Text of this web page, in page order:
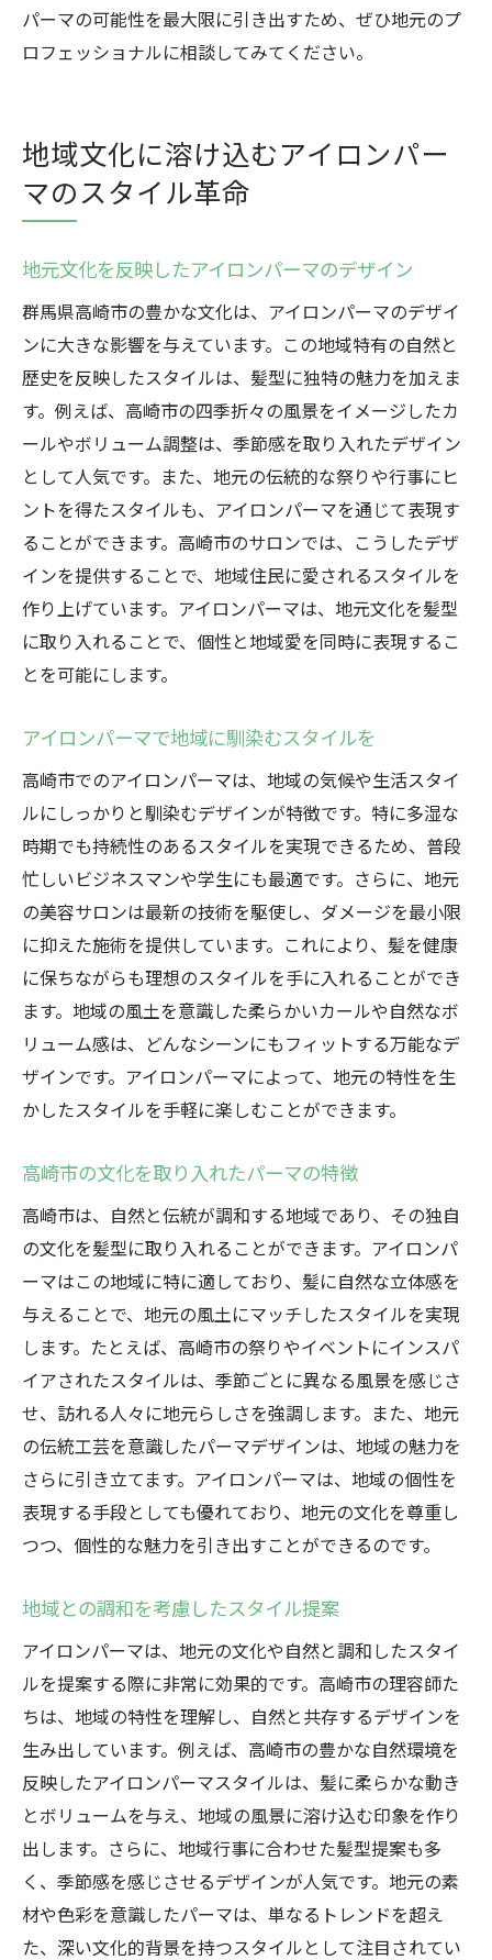
パーマの可能性を最大限に引き出すため、ぜひ地元のプ
ロフェッショナルに相談してみてください。
地域文化に溶け込むアイロンパー
マのスタイル革命
地元文化を反映したアイロンパーマのデザイン
群馬県高崎市の豊かな文化は、アイロンパーマのデザイ
ンに大きな影響を与えています。この地域特有の自然と
歴史を反映したスタイルは、髪型に独特の魅力を加えま
す。例えば、高崎市の四季折々の風景をイメージしたカ
ールやボリューム調整は、季節感を取り入れたデザイン
として人気です。また、地元の伝統的な祭りや行事にヒ
ントを得たスタイルも、アイロンパーマを通じて表現す
ることができます。高崎市のサロンでは、こうしたデザ
インを提供することで、地域住民に愛されるスタイルを
作り上げています。アイロンパーマは、地元文化を髪型
に取り入れることで、個性と地域愛を同時に表現するこ
とを可能にします。
アイロンパーマで地域に馴染むスタイルを
高崎市でのアイロンパーマは、地域の気候や生活スタイ
ルにしっかりと馴染むデザインが特徴です。特に多湿な
時期でも持続性のあるスタイルを実現できるため、普段
忙しいビジネスマンや学生にも最適です。さらに、地元
の美容サロンは最新の技術を駆使し、ダメージを最小限
に抑えた施術を提供しています。これにより、髪を健康
に保ちながらも理想のスタイルを手に入れることができ
ます。地域の風土を意識した柔らかいカールや自然なボ
リューム感は、どんなシーンにもフィットする万能なデ
ザインです。アイロンパーマによって、地元の特性を生
かしたスタイルを手軽に楽しむことができます。
高崎市の文化を取り入れたパーマの特徴
高崎市は、自然と伝統が調和する地域であり、その独自
の文化を髪型に取り入れることができます。アイロンパ
ーマはこの地域に特に適しており、髪に自然な立体感を
与えることで、地元の風土にマッチしたスタイルを実現
します。たとえば、高崎市の祭りやイベントにインスパ
イアされたスタイルは、季節ごとに異なる風景を感じさ
せ、訪れる人々に地元らしさを強調します。また、地元
の伝統工芸を意識したパーマデザインは、地域の魅力を
さらに引き立てます。アイロンパーマは、地域の個性を
表現する手段としても優れており、地元の文化を尊重し
つつ、個性的な魅力を引き出すことができるのです。
地域との調和を考慮したスタイル提案
アイロンパーマは、地元の文化や自然と調和したスタイ
ルを提案する際に非常に効果的です。高崎市の理容師た
ちは、地域の特性を理解し、自然と共存するデザインを
生み出しています。例えば、高崎市の豊かな自然環境を
反映したアイロンパーマスタイルは、髪に柔らかな動き
とボリュームを与え、地域の風景に溶け込む印象を作り
出します。さらに、地域行事に合わせた髪型提案も多
く、季節感を感じさせるデザインが人気です。地元の素
材や色彩を意識したパーマは、単なるトレンドを超え
た、深い文化的背景を持つスタイルとして注目されてい